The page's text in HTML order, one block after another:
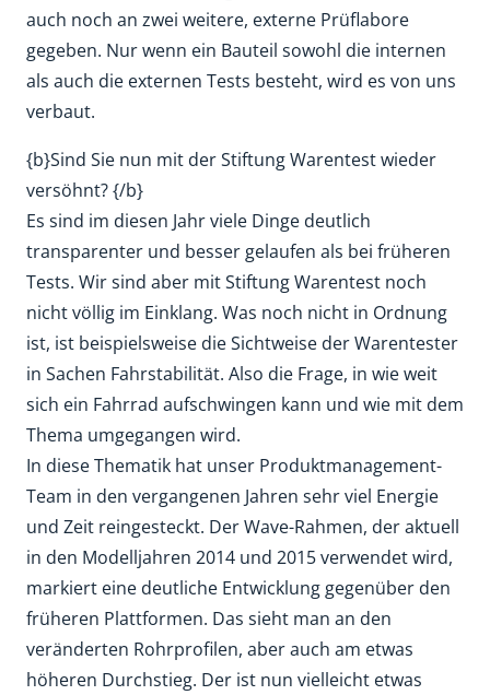
auch noch an zwei weitere, externe Prüflabore
gegeben. Nur wenn ein Bauteil sowohl die internen
als auch die externen Tests besteht, wird es von uns
verbaut.
{b}Sind Sie nun mit der Stiftung Warentest wieder
versöhnt? {/b}
Es sind im diesen Jahr viele Dinge deutlich
transparenter und besser gelaufen als bei früheren
Tests. Wir sind aber mit Stiftung Warentest noch
nicht völlig im Einklang. Was noch nicht in Ordnung
ist, ist beispielsweise die Sichtweise der Warentester
in Sachen Fahrstabilität. Also die Frage, in wie weit
sich ein Fahrrad aufschwingen kann und wie mit dem
Thema umgegangen wird.
In diese Thematik hat unser Produktmanagement-
Team in den vergangenen Jahren sehr viel Energie
und Zeit reingesteckt. Der Wave-Rahmen, der aktuell
in den Modelljahren 2014 und 2015 verwendet wird,
markiert eine deutliche Entwicklung gegenüber den
früheren Plattformen. Das sieht man an den
veränderten Rohrprofilen, aber auch am etwas
höheren Durchstieg. Der ist nun vielleicht etwas